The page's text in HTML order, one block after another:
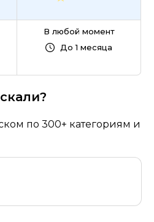
В любой момент
До 1 месяца
по 300+ категориям и